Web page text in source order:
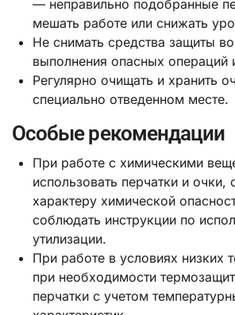
— неправильно подобранные
мешать работе или снижать
Не снимать средства защиты
выполнения опасных операций
Регулярно очищать и хранить
специально отведенном месте.
Особые рекомендации
При работе с химическими
использовать перчатки и очки,
характеру химической
соблюдать инструкции по
утилизации.
При работе в условиях низких
при необходимости
перчатки с учетом